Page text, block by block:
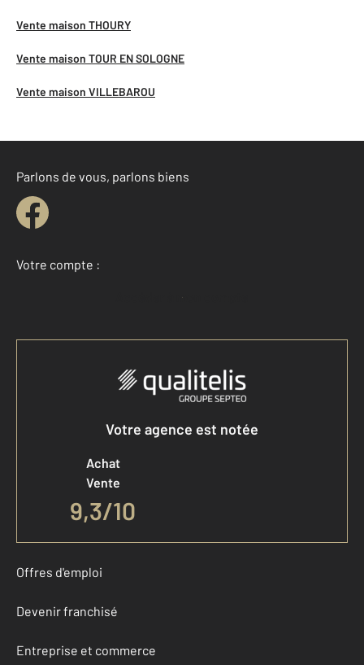
Vente maison THOURY
Vente maison TOUR EN SOLOGNE
Vente maison VILLEBAROU
Parlons de vous, parlons biens
Votre compte :
Accéder à mon compte
Votre agence est notée
Achat
Vente
9,3/10
Offres d'emploi
Devenir franchisé
Entreprise et commerce